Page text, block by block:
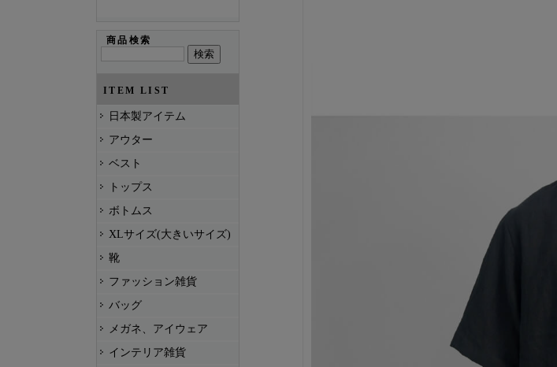
商品検索
ITEM LIST
日本製アイテム
アウター
ベスト
トップス
ボトムス
XLサイズ(大きいサイズ)
靴
ファッション雑貨
バッグ
メガネ、アイウェア
インテリア雑貨